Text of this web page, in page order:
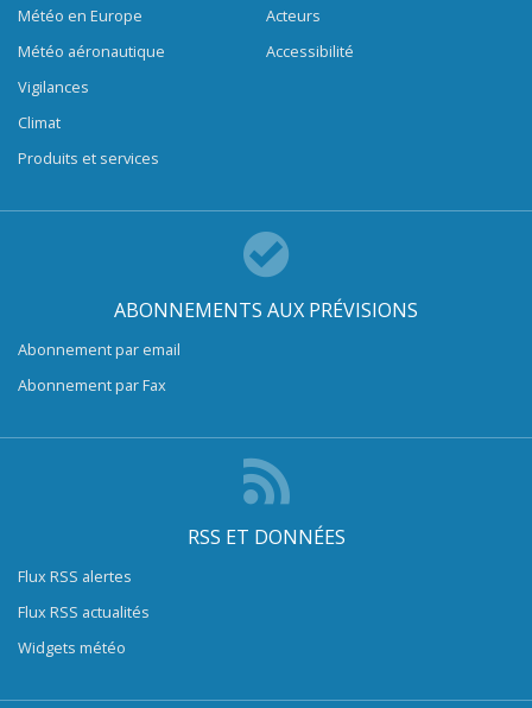
Météo en Europe
Météo aéronautique
Vigilances
Climat
Produits et services
Acteurs
Accessibilité
ABONNEMENTS AUX PRÉVISIONS
Abonnement par email
Abonnement par Fax
RSS ET DONNÉES
Flux RSS alertes
Flux RSS actualités
Widgets météo